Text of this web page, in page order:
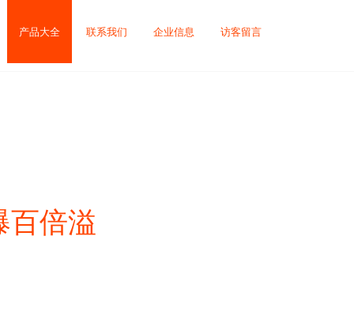
产品大全 联系我们 企业信息 访客留言
百倍溢